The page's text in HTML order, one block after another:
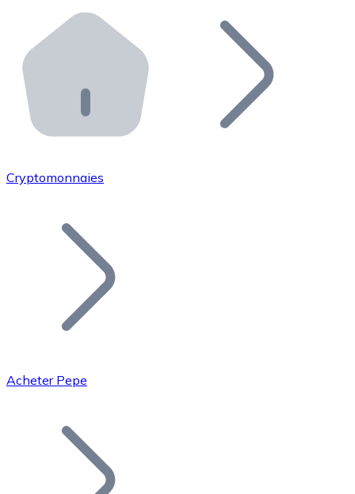
Distributeurs automatiques Bitnovo
Intégrez un ATM Bitnovo dans votre entreprise et
API Bitnovo
Intégrez notre API dans votre écosystème.
Rejoignez notre réseau de distributeurs et
Ajoutez le token de votre projet à notre service
Bitcoin
Cryptomonnaies
Acheter Pepe